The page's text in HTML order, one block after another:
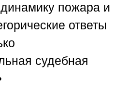
пожара и
ответы
судебная